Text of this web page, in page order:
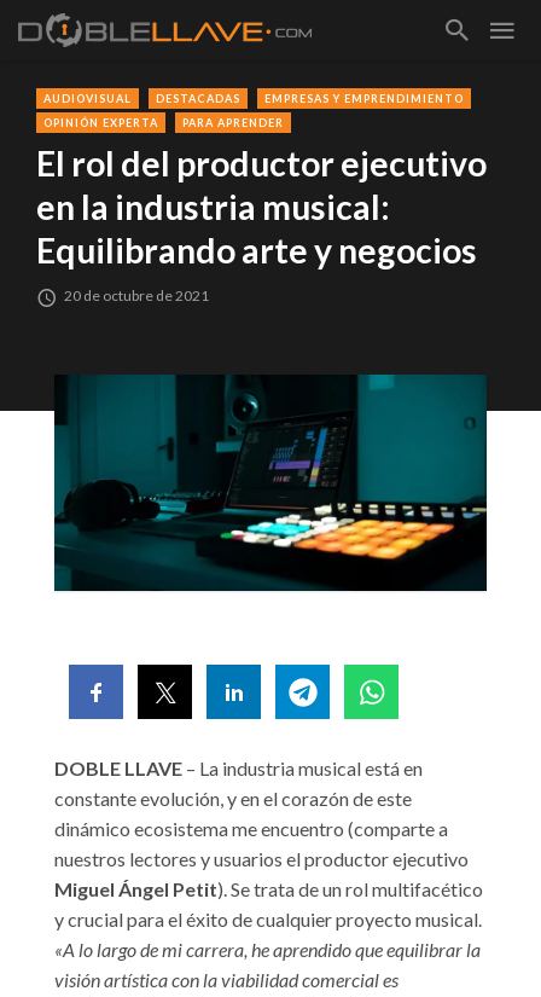
AUDIOVISUAL DESTACADAS
EMPRESAS Y EMPRENDIMIENTO
OPINIÓN EXPERTA
PARA APRENDER
El rol del productor ejecutivo
en la industria musical:
Equilibrando arte y negocios
20 de octubre de 2021
DOBLE LLAVE – La industria musical está en
constante evolución, y en el corazón de este
dinámico ecosistema me encuentro (comparte a
nuestros lectores y usuarios el productor ejecutivo
Miguel Ángel Petit). Se trata de un rol multifacético
y crucial para el éxito de cualquier proyecto musical.
«A lo largo de mi carrera, he aprendido que equilibrar la
visión artística con la viabilidad comercial es